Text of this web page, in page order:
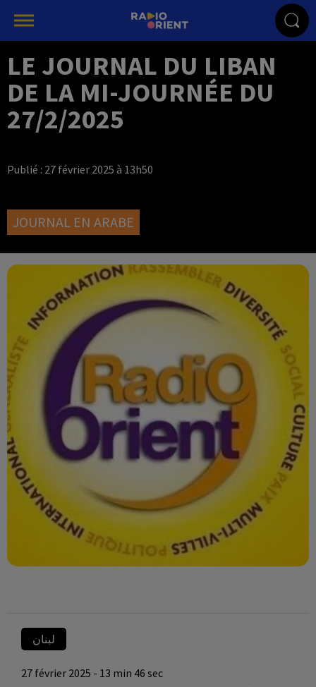
LE JOURNAL DU LIBAN
DE LA MI-JOURNÉE DU
27/2/2025
Publié : 27 février 2025 à 13h50
JOURNAL EN ARABE
لبنان
27 février 2025 - 13 min 46 sec